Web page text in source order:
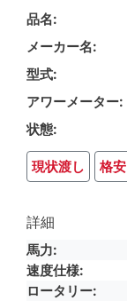
品名
メーカー名
型式
アワーメーター
状態
現状渡し 格安
詳細
馬力
速度仕様
ロータリー